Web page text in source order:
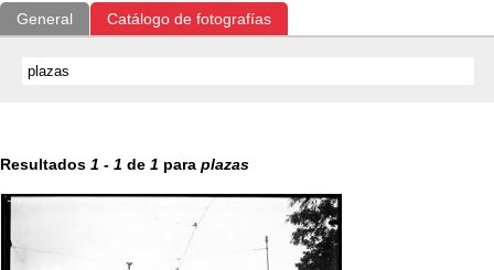
General Catálogo de fotografías
Resultados 1 - 1 de 1 para plazas